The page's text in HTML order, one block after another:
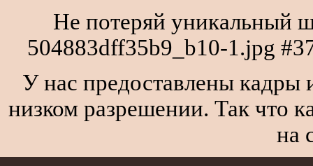
Не потеряй уникальный
504883dff35b9_b10-1.jpg
У нас предоставлены кадры
низком разрешении. Так что
на